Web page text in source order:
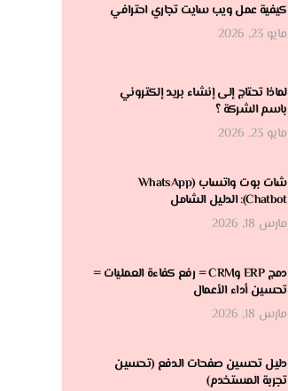
كيفية عمل ويب سايت تجاري احترافي
مايو 23, 2026
لماذا تحتاج إلى إنشاء بريد إلكتروني
باسم الشركة ؟
مايو 23, 2026
شات بوت واتساب (WhatsApp
Chatbot): الدليل الشامل
مارس 18, 2026
دمج ERP وCRM = رفع كفاءة العمليات =
تحسين أداء الأعمال
مارس 18, 2026
دليل تحسين صفحات الدفع (تحسين
تجربة المستخدم)